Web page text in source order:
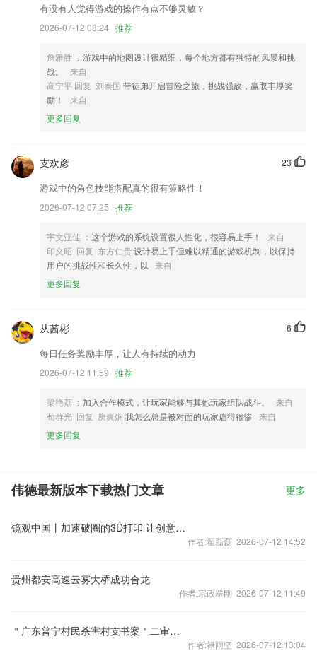
修复文案卡背景拉伸问题
1：个人中心体验优化
新增解决两份视频的设置
自定义海报支持添加分类，同时支持图片的自由裁剪和抠图操作
feed流展示优化
将百度地图作为默认地图
商店进行打分评论，说出您的使用经历，以帮助我们更好的对产品进行优
化修改。
有没有人觉得游戏的操作有点不够灵敏？
2026-07-12 08:24 推荐
詹雅胜 ：游戏中的地图设计很精细，每个地方都有独特的风景和挑
战。
来自
高宁平 回复 刘泰国 带徒弟开启冒险之旅，挑战强敌，赢取丰厚奖
励！
来自
更多回复
23
支欢彦
游戏中的角色技能搭配真的很有策略性！
2026-07-12 07:25 推荐
宇文亚佳 ：这个游戏的系统设置很人性化，很容易上手！
来自
印义昭 回复 东方仁贵设计易上手但难以精通的游戏机制，以保持
用户的挑战性和长久性，以
来自
更多回复
6
从茜彬
每日任务奖励丰厚，让人有持续的动力
2026-07-12 11:59 推荐
梁艳荔 ：加入合作模式，让玩家能够与其他玩家组队战斗。
来自
荀群光 回复 庾爽娴 我怎么总是被对面的玩家虐得很惨 来自
更多回复
伟德最新版本下载热门文章 更多
镜观中国丨加速破圈的3D打印 让创意快步走进现实
作者:翟磊磊 2026-07-12 14:52
贵州都安高速云雾大桥成功合龙
作者:宗政翠刚 2026-07-12 11:49
＂广东普宁村民杀害村支书案＂二审宣判：维持死刑判决
作者:禄雨坚 2026-07-12 13:04